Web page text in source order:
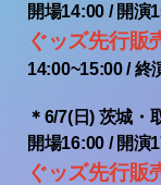
開場14:00 / 開演
ぐッズ先行販
14:00~15:00 /
＊6/7(日) 茨城
開場16:00 / 開演
ぐッズ先行販